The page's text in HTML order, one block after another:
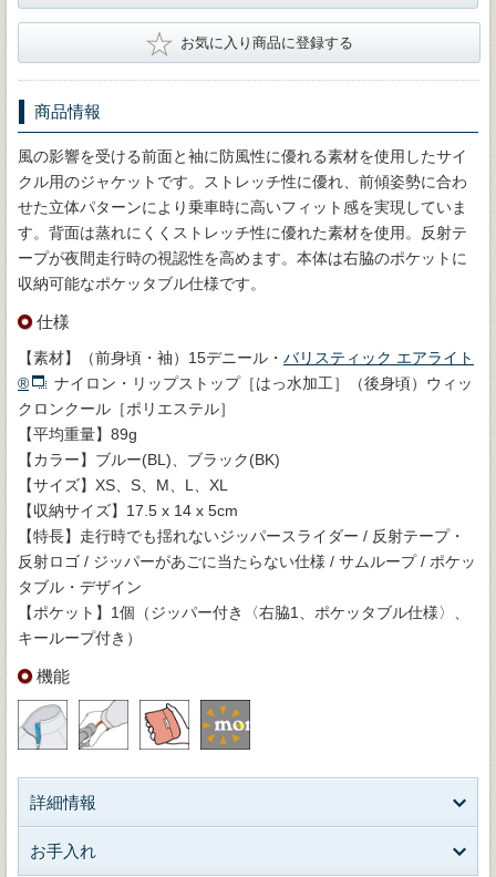
★ お気に入り商品に登録する
商品情報
風の影響を受ける前面と袖に防風性に優れる素材を使用したサイ
クル用のジャケットです。ストレッチ性に優れ、前傾姿勢に合わ
せた立体パターンにより乗車時に高いフィット感を実現していま
す。背面は蒸れにくくストレッチ性に優れた素材を使用。反射テ
ープが夜間走行時の視認性を高めます。本体は右脇のポケットに
収納可能なポケッタブル仕様です。
仕様
【素材】（前身頃・袖）15デニール・ バリスティック エアライト
®
ナイロン・リップストップ［はっ水加工］（後身頃）ウィッ
クロンクール［ポリエステル］
【平均重量】89g
【カラー】ブルー(BL)、ブラック(BK)
【サイズ】XS、S、M、L、XL
【収納サイズ】17.5 x 14 x 5cm
【特長】走行時でも揺れないジッパースライダー / 反射テープ・
反射ロゴ / ジッパーがあごに当たらない仕様 / サムループ / ポケッ
タブル・デザイン
【ポケット】1個（ジッパー付き〈右脇1、ポケッタブル仕様〉、
キーループ付き）
機能
詳細情報
お手入れ